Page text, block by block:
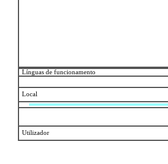
Línguas de funcionamento
Local
Utilizador